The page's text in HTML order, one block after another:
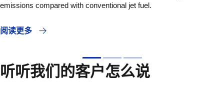
emissions compared with conventional jet fuel.
阅读更多
听听我们的客户怎么说